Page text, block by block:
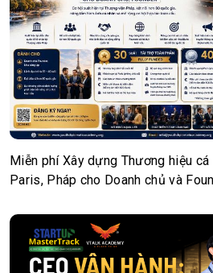
Miễn phí Xây dựng Thương hiệu
Paris, Pháp cho Doanh chủ và